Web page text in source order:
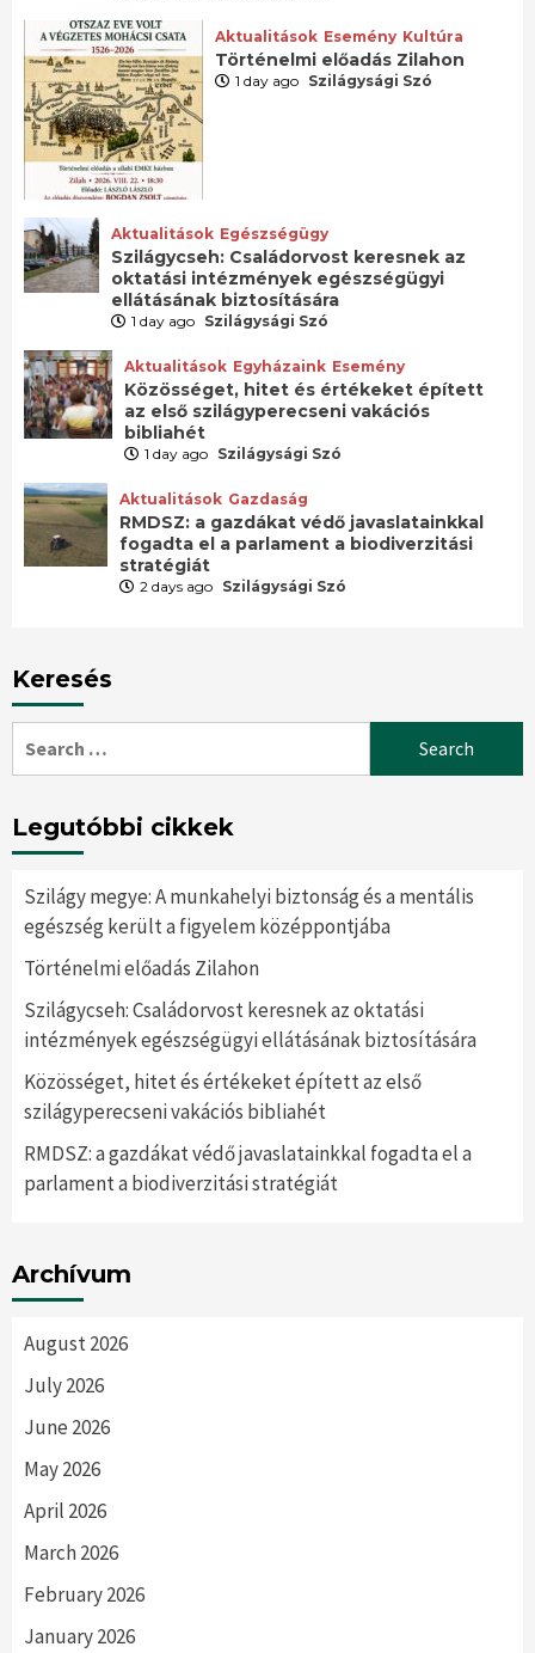
Aktualitások Esemény Kultúra
Történelmi előadás Zilahon
1 day ago Szilágysági Szó
Aktualitások Egészségügy
Szilágycseh: Családorvost keresnek az
oktatási intézmények egészségügyi
ellátásának biztosítására
1 day ago Szilágysági Szó
Aktualitások Egyházaink Esemény
Közösséget, hitet és értékeket épített
az első szilágyperecseni vakációs
bibliahét
1 day ago Szilágysági Szó
Aktualitások Gazdaság
RMDSZ: a gazdákat védő javaslatainkkal
fogadta el a parlament a biodiverzitási
stratégiát
2 days ago Szilágysági Szó
Keresés
for:
Legutóbbi cikkek
Szilágy megye: A munkahelyi biztonság és a mentális
egészség került a figyelem középpontjába
Történelmi előadás Zilahon
Szilágycseh: Családorvost keresnek az oktatási
intézmények egészségügyi ellátásának biztosítására
Közösséget, hitet és értékeket épített az első
szilágyperecseni vakációs bibliahét
RMDSZ: a gazdákat védő javaslatainkkal fogadta el a
parlament a biodiverzitási stratégiát
Archívum
August 2026
July 2026
June 2026
May 2026
April 2026
March 2026
February 2026
January 2026